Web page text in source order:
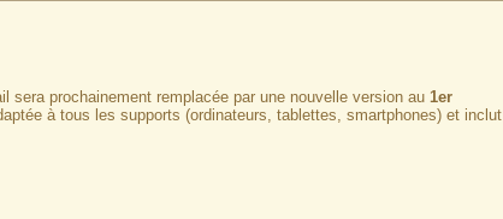
prochainement remplacée par une nouvelle version au 1er
à tous les supports (ordinateurs, tablettes, smartphones) et inclut